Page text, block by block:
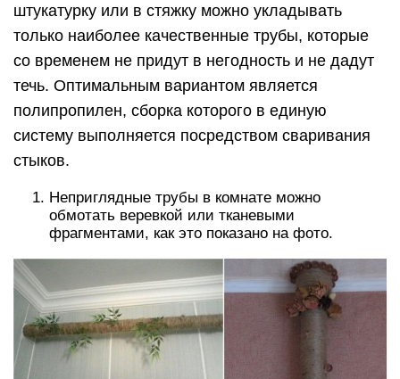
штукатурку или в стяжку можно укладывать
только наиболее качественные трубы, которые
со временем не придут в негодность и не дадут
течь. Оптимальным вариантом является
полипропилен, сборка которого в единую
систему выполняется посредством сваривания
стыков.
Неприглядные трубы в комнате можно
обмотать веревкой или тканевыми
фрагментами, как это показано на фото.